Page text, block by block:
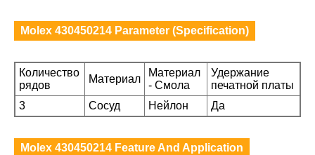
Molex 430450214 Parameter (Specification)
Количество
рядов
Материал
Материал
- Смола
Удержание
печатной платы
3
Сосуд Нейлон Да
Molex 430450214 Feature And Application